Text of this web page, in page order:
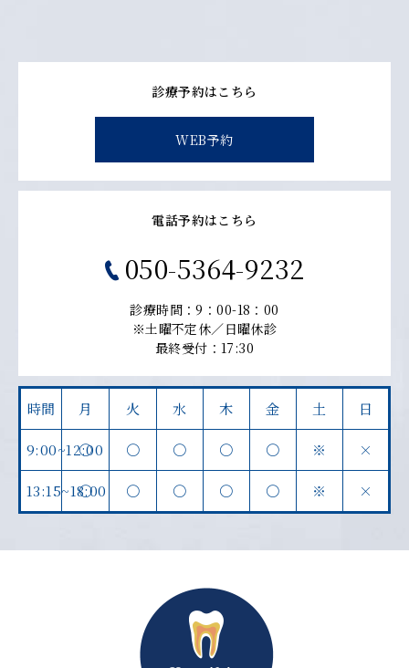
診療予約はこちら
WEB予約
電話予約はこちら
050-5364-9232
診療時間：9：00-18：00
※土曜不定休／日曜休診
最終受付：17:30
時間 月 火 水 木 金 土 日
9:00~12:00
〇 〇 〇 〇 〇 ※ ×
13:15~18:00
〇 〇 〇 〇 〇 ※ ×